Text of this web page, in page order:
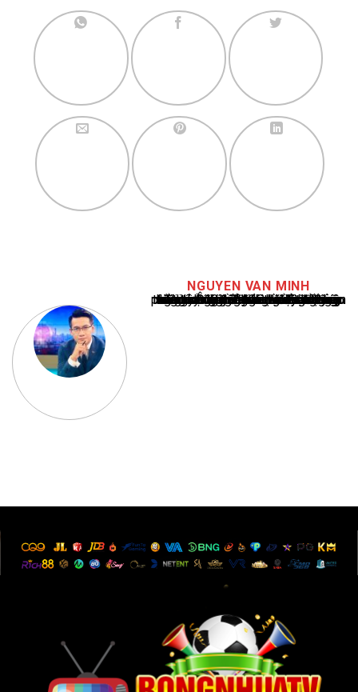
NGUYEN VAN MINH
Nguyễn Văn Minh là một trong những chuyên gia hàng đầu về báo cáo tin tức thể thao tại Việt Nam, với hơn 10 năm hoạt động trong ngành. Ông có kiến thức sâu rộng và kinh nghiệm đáng kể trong việc phân tích và báo cáo về các sự kiện thể thao hàng đầu. Sự hiểu biết sâu sắc của ông về ngành này đã giúp ông xây dựng uy tín và danh tiếng trong cộng đồng báo chí thể thao.